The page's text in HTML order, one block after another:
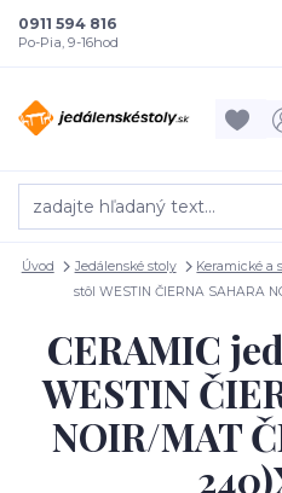
0911 594 816
Po-Pia, 9-16hod
Úvod Jedálenské stoly Keramické a
stôl WESTIN ČIERNA SAHARA
CERAMIC
WESTIN
NOIR/MAT